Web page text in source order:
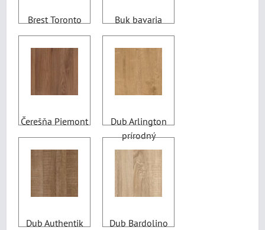
Brest Toronto Buk bavaria
Čerešňa Piemont
Dub Arlington
prírodný
Dub Authentik
Dub Bardolino